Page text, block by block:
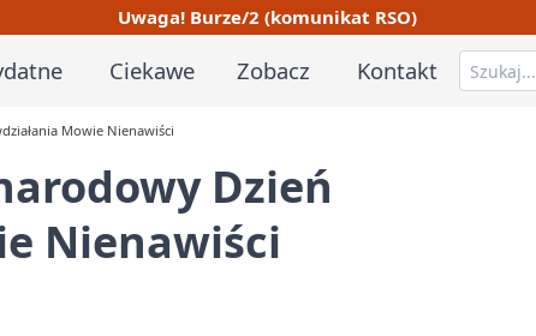
Uwaga! Burze/2 (komunikat RSO)
Ciekawe Zobacz Kontakt
Mowie Nienawiści
Dzień
Nienawiści